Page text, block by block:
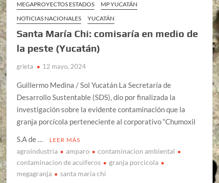
MEGAPROYECTOS ESTADOS
MP YUCATÁN
NOTICIAS NACIONALES
YUCATÁN
Santa María Chi: comisaría en medio de
la peste (Yucatán)
grieta 12 mayo, 2024
Guillermo Medina / Sol Yucatán La Secretaría de
Desarrollo Sustentable (SDS), dio por finalizada la
investigación sobre la evidente contaminación que la
granja porcícola perteneciente al corporativo “Chumoxil
S.A de …
LEER MÁS
agroindustria amparo
contaminacion ambiental
contaminacion de acuiferos
granja porcicola
megagranja
santa maria chi